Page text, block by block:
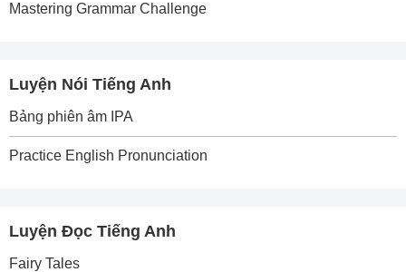
Mastering Grammar Challenge
Luyện Nói Tiếng Anh
Bảng phiên âm IPA
Practice English Pronunciation
Luyện Đọc Tiếng Anh
Fairy Tales